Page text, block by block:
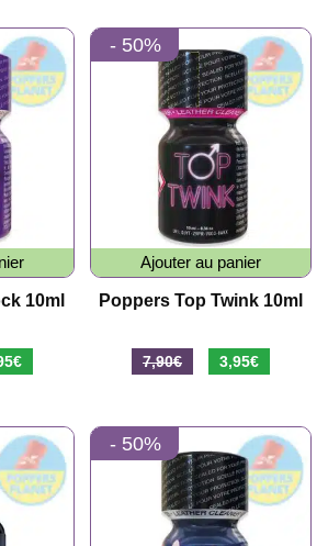
:
est :
5,45€.
était :
7,90€.
est :
3,95€.
10ml
:
€
est :
3,95€.
- 50%
Ajouter au panier
Poppers Top Twink 10ml
7,90€
Le
était :
7,90€.
3,95€
est :
3,95€.
- 50%